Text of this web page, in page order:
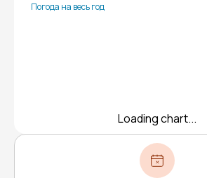
Погода на весь год
Loading chart...